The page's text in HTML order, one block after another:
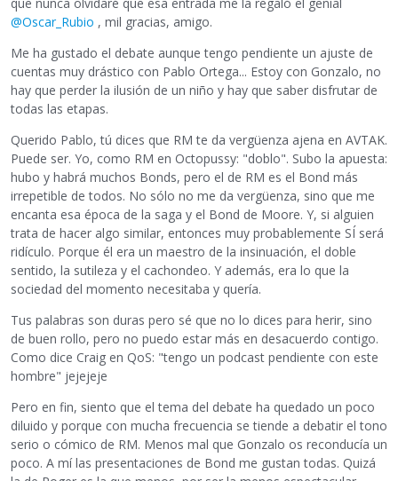
@Oscar_Rubio , mil gracias, amigo.
Me ha gustado el debate aunque tengo pendiente un ajuste de
cuentas muy drástico con Pablo Ortega... Estoy con Gonzalo, no
hay que perder la ilusión de un niño y hay que saber disfrutar de
todas las etapas.
Querido Pablo, tú dices que RM te da vergüenza ajena en AVTAK.
Puede ser. Yo, como RM en Octopussy: "doblo". Subo la apuesta:
hubo y habrá muchos Bonds, pero el de RM es el Bond más
irrepetible de todos. No sólo no me da vergüenza, sino que me
encanta esa época de la saga y el Bond de Moore. Y, si alguien
trata de hacer algo similar, entonces muy probablemente SÍ será
ridículo. Porque él era un maestro de la insinuación, el doble
sentido, la sutileza y el cachondeo. Y además, era lo que la
sociedad del momento necesitaba y quería.
Tus palabras son duras pero sé que no lo dices para herir, sino
de buen rollo, pero no puedo estar más en desacuerdo contigo.
Como dice Craig en QoS: "tengo un podcast pendiente con este
hombre" jejejeje
Pero en fin, siento que el tema del debate ha quedado un poco
diluido y porque con mucha frecuencia se tiende a debatir el tono
serio o cómico de RM. Menos mal que Gonzalo os reconducía un
poco. A mí las presentaciones de Bond me gustan todas. Quizá